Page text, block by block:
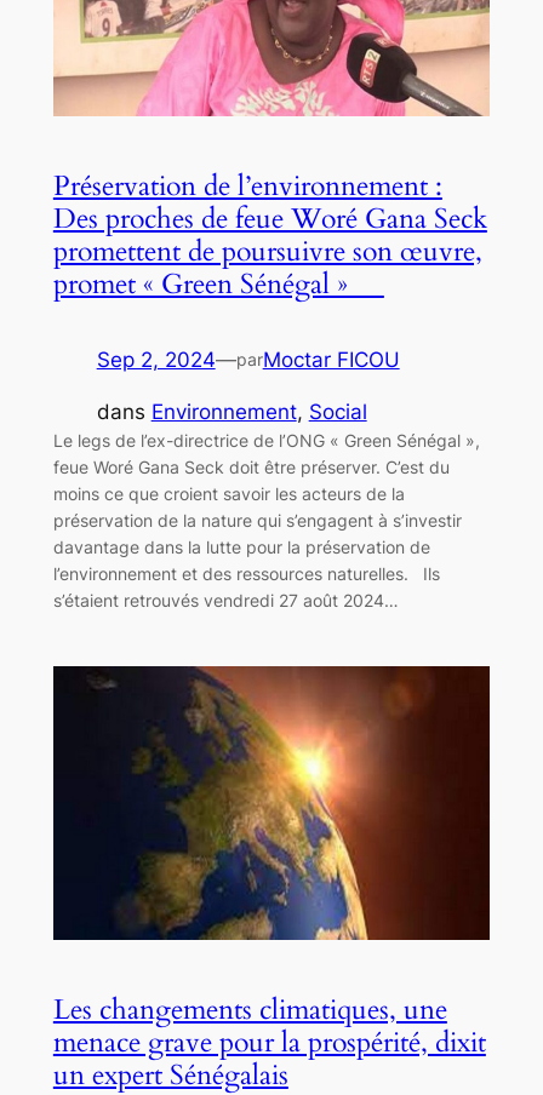
Préservation de l’environnement :
Des proches de feue Woré Gana Seck
promettent de poursuivre son œuvre,
promet « Green Sénégal »
Sep 2, 2024—parMoctar FICOU
dans Environnement, Social
Le legs de l’ex-directrice de l’ONG « Green Sénégal »,
feue Woré Gana Seck doit être préserver. C’est du
moins ce que croient savoir les acteurs de la
préservation de la nature qui s’engagent à s’investir
davantage dans la lutte pour la préservation de
l’environnement et des ressources naturelles. Ils
s’étaient retrouvés vendredi 27 août 2024…
Les changements climatiques, une
menace grave pour la prospérité, dixit
un expert Sénégalais